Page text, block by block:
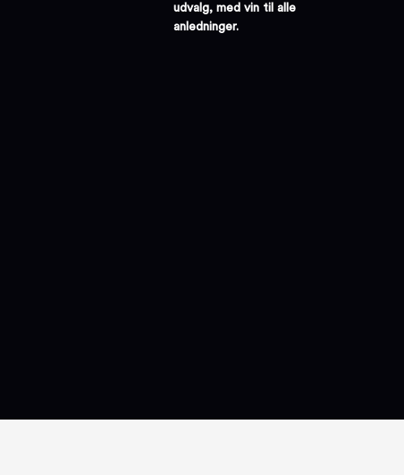
udvalg, med vin til alle
anledninger.